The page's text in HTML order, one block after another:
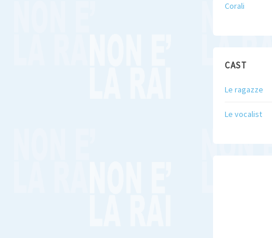
Corali
CAST
Le ragazze
Le vocalist